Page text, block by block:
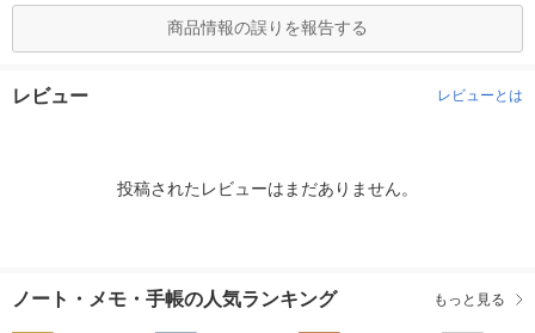
商品情報の誤りを報告する
レビュー レビューとは
投稿されたレビューはまだありません。
ノート・メモ・手帳の人気ランキング もっと見る